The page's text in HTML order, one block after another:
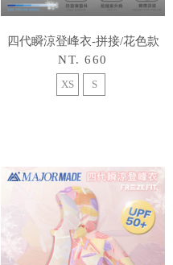
四代瞬涼登峰衣-拼接/花色款
NT. 660
XS S